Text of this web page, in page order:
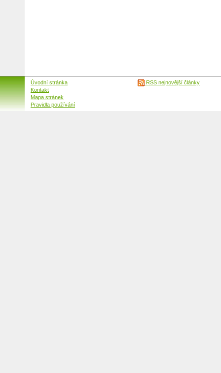
Úvodní stránka
Kontakt
Mapa stránek
Pravidla používání
RSS nejnovější články